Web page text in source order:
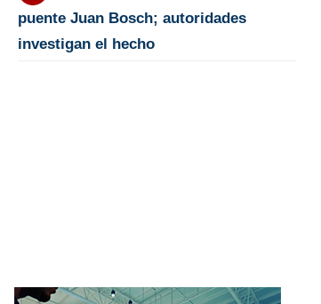
puente Juan Bosch; autoridades
investigan el hecho